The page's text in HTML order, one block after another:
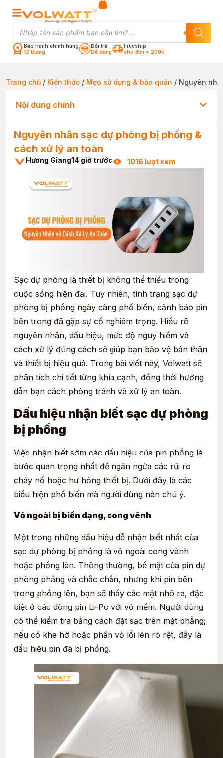
Bảo hành chính hãng
12 tháng
Đổi trả
Dễ dàng
Freeship
cho đơn > 200k
Trang chủ / Kiến thức / Mẹo sử dụng & bảo quản / Nguyên
Nội dung chính
Nguyên nhân sạc dự phòng bị phồng &
cách xử lý an toàn
Hương Giang14 giờ trước 1016 lượt xem
Sạc dự phòng là thiết bị không thể thiếu trong
cuộc sống hiện đại. Tuy nhiên, tình trạng sạc dự
phòng bị phồng ngày càng phổ biến, cảnh báo pin
bên trong đã gặp sự cố nghiêm trọng. Hiểu rõ
nguyên nhân, dấu hiệu, mức độ nguy hiểm và
cách xử lý đúng cách sẽ giúp bạn bảo vệ bản thân
và thiết bị hiệu quả. Trong bài viết này, Volwatt sẽ
phân tích chi tiết từng khía cạnh, đồng thời hướng
dẫn bạn cách phòng tránh và xử lý an toàn.
Dấu hiệu nhận biết sạc dự phòng
bị phồng
Việc nhận biết sớm các dấu hiệu của pin phồng là
bước quan trọng nhất để ngăn ngừa các rủi ro
cháy nổ hoặc hư hỏng thiết bị. Dưới đây là các
biểu hiện phổ biến mà người dùng nên chú ý.
Vỏ ngoài bị biến dạng, cong vênh
Một trong những dấu hiệu dễ nhận biết nhất của
sạc dự phòng bị phồng là vỏ ngoài cong vênh
hoặc phồng lên. Thông thường, bề mặt của pin dự
phòng phẳng và chắc chắn, nhưng khi pin bên
trong phồng lên, bạn sẽ thấy các mặt nhô ra, đặc
biệt ở các dòng pin Li-Po với vỏ mềm. Người dùng
có thể kiểm tra bằng cách đặt sạc trên mặt phẳng;
nếu có khe hở hoặc phần vỏ lồi lên rõ rệt, đây là
dấu hiệu pin đã bị phồng.